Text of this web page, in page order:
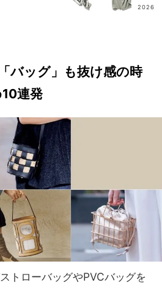
記憶
生残
【極
上の
家族
旅】
を
レ】
ず
＆オ
2026
バッグ」も抜け感の時
連発
トローバッグやPVCバッグを